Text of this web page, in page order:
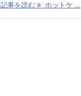
記事を読む ホットケ ...